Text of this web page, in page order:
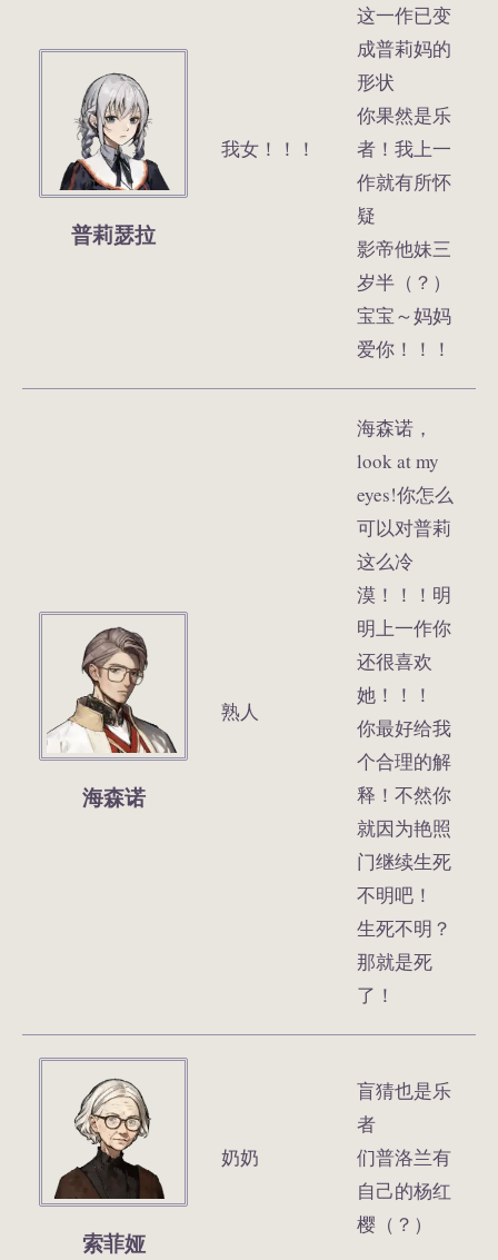
普莉瑟拉
我女！！！
这一作已变
成普莉妈的
形状
你果然是乐
者！我上一
作就有所怀
疑
影帝他妹三
岁半（？）
宝宝～妈妈
爱你！！！
海森诺
熟人
海森诺，
look at my
eyes!你怎么
可以对普莉
这么冷
漠！！！明
明上一作你
还很喜欢
她！！！
你最好给我
个合理的解
释！不然你
就因为艳照
门继续生死
不明吧！
生死不明？
那就是死
了！
索菲娅
奶奶
盲猜也是乐
者
们普洛兰有
自己的杨红
樱（？）